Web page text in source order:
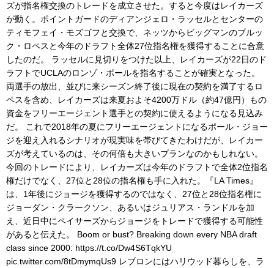
ズが指名権交換のトレードを成立させた。すると今度はレイカーズ
が動く。ポイントガードのディアンジェロ・ラッセルとセンターの
ティモフェイ・モズゴフと交換で、ネッツからビッグマンのブルッ
ク・ロペスと今年のドラフト全体27位指名権を獲得することに合意
したのだ。 ラッセルに見切りをつけた以上、レイカーズが22日のド
ラフトでUCLAのロンゾ・ボールを指名することが確実となった。
両選手の放出、並びに来シーズン終了後に現在の契約を満了するロ
ペスを含め、レイカーズは来夏およそ4200万ドル（約47億円）もの
資金をフリーエージェント選手との契約に使えるようになる見込み
だ。 これで2018年の夏にフリーエージェントになるポール・ジョー
ジを迎え入れるシナリオが現実味を帯びてきたわけだが、レイカー
ズが考えているのは、その何倍も大きいプランなのかもしれない。
今回のトレードにより、レイカーズは今年のドラフトで全体2位指名
権だけでなく、27位と28位の指名権も手に入れた。『LA Times』
は、1年後にジョージを獲得するのではなく、27位と28位指名権に
ジョーダン・クラークソン、あるいはジュリアス・ランドルを加
え、近日中にペイサーズからジョージをトレードで獲得する可能性
があると伝えた。 Boom or bust? Breaking down every NBA draft
class since 2000: https://t.co/Dw4S6TqkYU
pic.twitter.com/8tDmymqUs9 レブロンにはハリウッド暮らしを、ラ